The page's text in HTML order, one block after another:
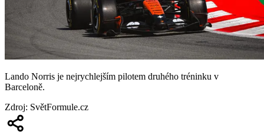
Lando Norris je nejrychlejším pilotem druhého tréninku v
Barceloně.
Zdroj: SvětFormule.cz